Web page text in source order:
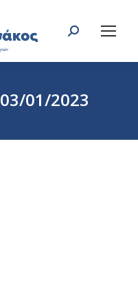
Search:
03/01/2023